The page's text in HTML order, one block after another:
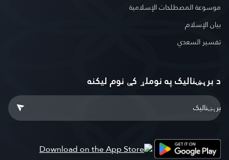
موسوعة المصطلحات الإسلامية
بيان الإسلام
تفسير السعدي
د برېښنالیک په نوملړ کې نوم لیکنه